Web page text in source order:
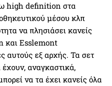
high definition στα
μέσου κλπ
να πλησιάσει κανείς
και Esslemont
αυτούς εξ αρχής. Τα σετ
αναγκαστικά,
να τα έχει κανείς όλα